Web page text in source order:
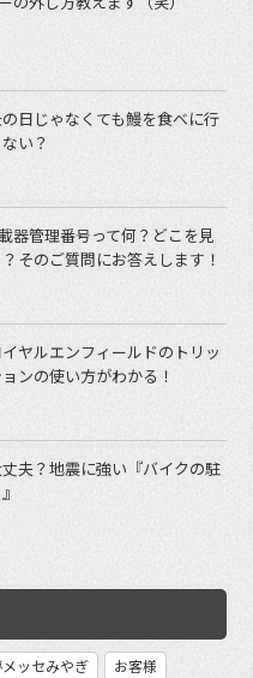
日じゃなくても鰻を食べに行
い？
器管理番号って何？どこを見
そのご質問にお答えします！
ヤルエンフィールドのトリッ
ンの使い方がわかる！
夫？地震に強い『バイクの駐
メッセみやぎ
お客様